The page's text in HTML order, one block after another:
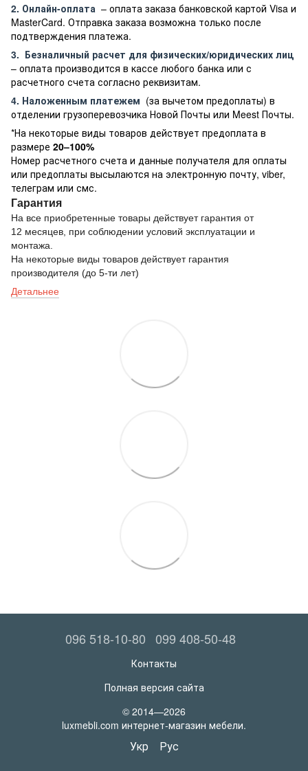
2. Онлайн-оплата – оплата заказа банковской картой Visa и
MasterCard. Отправка заказа возможна только после
подтверждения платежа.
3. Безналичный расчет для физических/юридических лиц
– оплата производится в кассе любого банка или с
расчетного счета согласно реквизитам.
4. Наложенным платежем (за вычетом предоплаты) в
отделении грузоперевозчика Новой Почты или Meest Почты.
*На некоторые виды товаров действует предоплата в
размере 20–100%
Номер расчетного счета и данные получателя для оплаты
или предоплаты высылаются на электронную почту, viber,
телеграм или смс.
Гарантия
На все приобретенные товары действует гарантия от
12 месяцев, при соблюдении условий эксплуатации и
монтажа.
На некоторые виды товаров действует гарантия
производителя (до 5-ти лет)
Детальнее
096 518-10-80 099 408-50-48
Контакты
Полная версия сайта
© 2014—2026
luxmebli.com интернет-магазин мебели.
Укр Рус